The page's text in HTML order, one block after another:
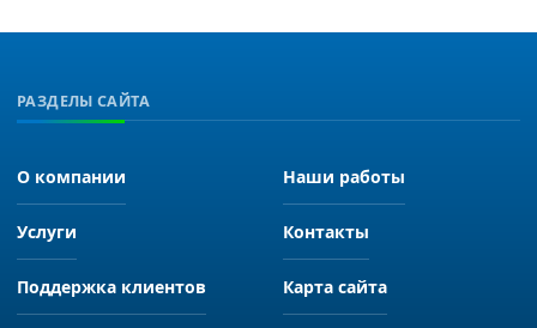
РАЗДЕЛЫ САЙТА
О компании Наши работы
Услуги Контакты
Поддержка клиентов Карта сайта